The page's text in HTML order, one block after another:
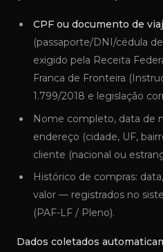
CPF ou documento de
(passaporte/DNI/cédula
exigido pela Receita
Franca de Fronteira
1.799/2018 e legislação
Nome completo, data de
endereço (cidade, UF,
cliente (nacional ou
Histórico de compras:
valor — registrados no
(PAF-LF / Pleno).
Dados coletados